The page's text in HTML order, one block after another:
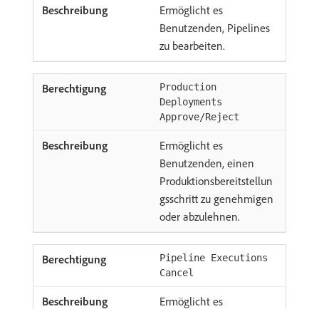
Ermöglicht es
Benutzenden, Pipelines
zu bearbeiten.
Production
Deployments
Approve/Reject
Ermöglicht es
Benutzenden, einen
Produktionsbereitstellun
gsschritt zu genehmigen
oder abzulehnen.
Pipeline Executions
Cancel
Ermöglicht es